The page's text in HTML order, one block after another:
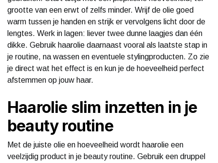
grootte van een erwt of zelfs minder. Wrijf de olie goed
warm tussen je handen en strijk er vervolgens licht door de
lengtes. Werk in lagen: liever twee dunne laagjes dan één
dikke. Gebruik haarolie daarnaast vooral als laatste stap in
je routine, na wassen en eventuele stylingproducten. Zo zie
je direct wat het effect is en kun je de hoeveelheid perfect
afstemmen op jouw haar.
Haarolie slim inzetten in je
beauty routine
Met de juiste olie en hoeveelheid wordt haarolie een
veelzijdig product in je beauty routine. Gebruik een druppel